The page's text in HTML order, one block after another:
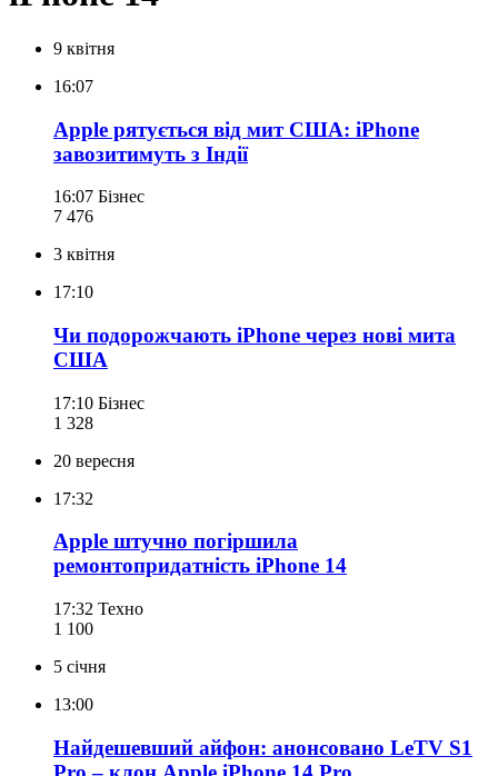
9 квітня
16:07
Apple рятується від мит США: iPhone
завозитимуть з Індії
16:07 Бізнес
7 476
3 квітня
17:10
Чи подорожчають iPhone через нові мита
США
17:10 Бізнес
1 328
20 вересня
17:32
Apple штучно погіршила
ремонтопридатність iPhone 14
17:32 Техно
1 100
5 січня
13:00
Найдешевший айфон: анонсовано LeTV S1